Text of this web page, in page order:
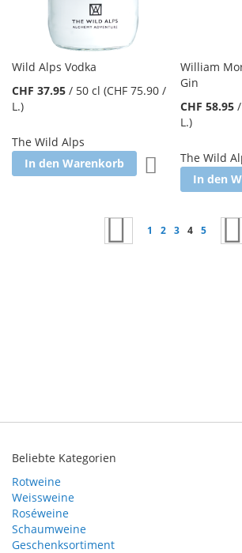
Wild Alps Vodka
CHF 37.95 / 50 cl (CHF 75.90 /
L.)
The Wild Alps
In den Warenkorb
Zur
William
Gin
CHF 58.95 /
L.)
The Wild
In den
Seite Seite
ZurückSeite
1 Seite
2 Seite
3 Sie lesen
4 Seite
5
Beliebte Kategorien
Rotweine
Weissweine
Roséweine
Schaumweine
Geschenksortiment